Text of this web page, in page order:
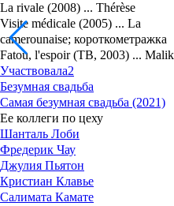
La rivale (2008) ... Thérèse
Visite médicale (2005) ... La
camerounaise; короткометражка
Fatou, l'espoir (ТВ, 2003) ...
Участвовала2
Безумная свадьба
Самая безумная свадьба (2021)
Ее коллеги по цеху
Шанталь Лоби
Фредерик Чау
Джулия Пьятон
Кристиан Клавье
Салимата Камате